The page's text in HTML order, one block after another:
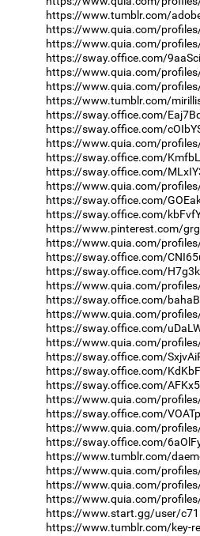
https://www.tumblr.com/
https://www.quia.com/
https://www.quia.com/
https://sway.office.com/
https://www.quia.com/
https://www.quia.com/
https://www.tumblr.com/
https://sway.office.com/
https://sway.office.com/
https://www.quia.com/
https://sway.office.com/
https://sway.office.com/
https://www.quia.com/
https://sway.office.com/
https://sway.office.com/
https://www.pinterest.com/
https://www.quia.com/
https://sway.office.com/
https://sway.office.com/
https://www.quia.com/
https://sway.office.com/
https://www.quia.com/
https://sway.office.com/
https://www.quia.com/
https://sway.office.com/
https://sway.office.com/
https://sway.office.com/
https://www.quia.com/
https://sway.office.com/
https://www.quia.com/
https://sway.office.com/
https://www.tumblr.com/
https://www.quia.com/
https://www.quia.com/
https://www.quia.com/
https://www.start.gg/user/
https://www.tumblr.com/key-